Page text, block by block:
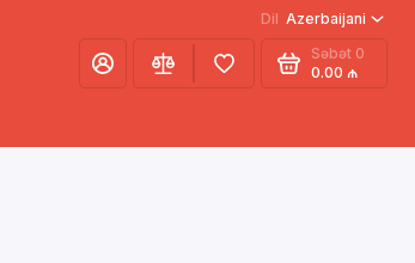
Dil Azerbaijani
Səbət 0
0.00 ₼